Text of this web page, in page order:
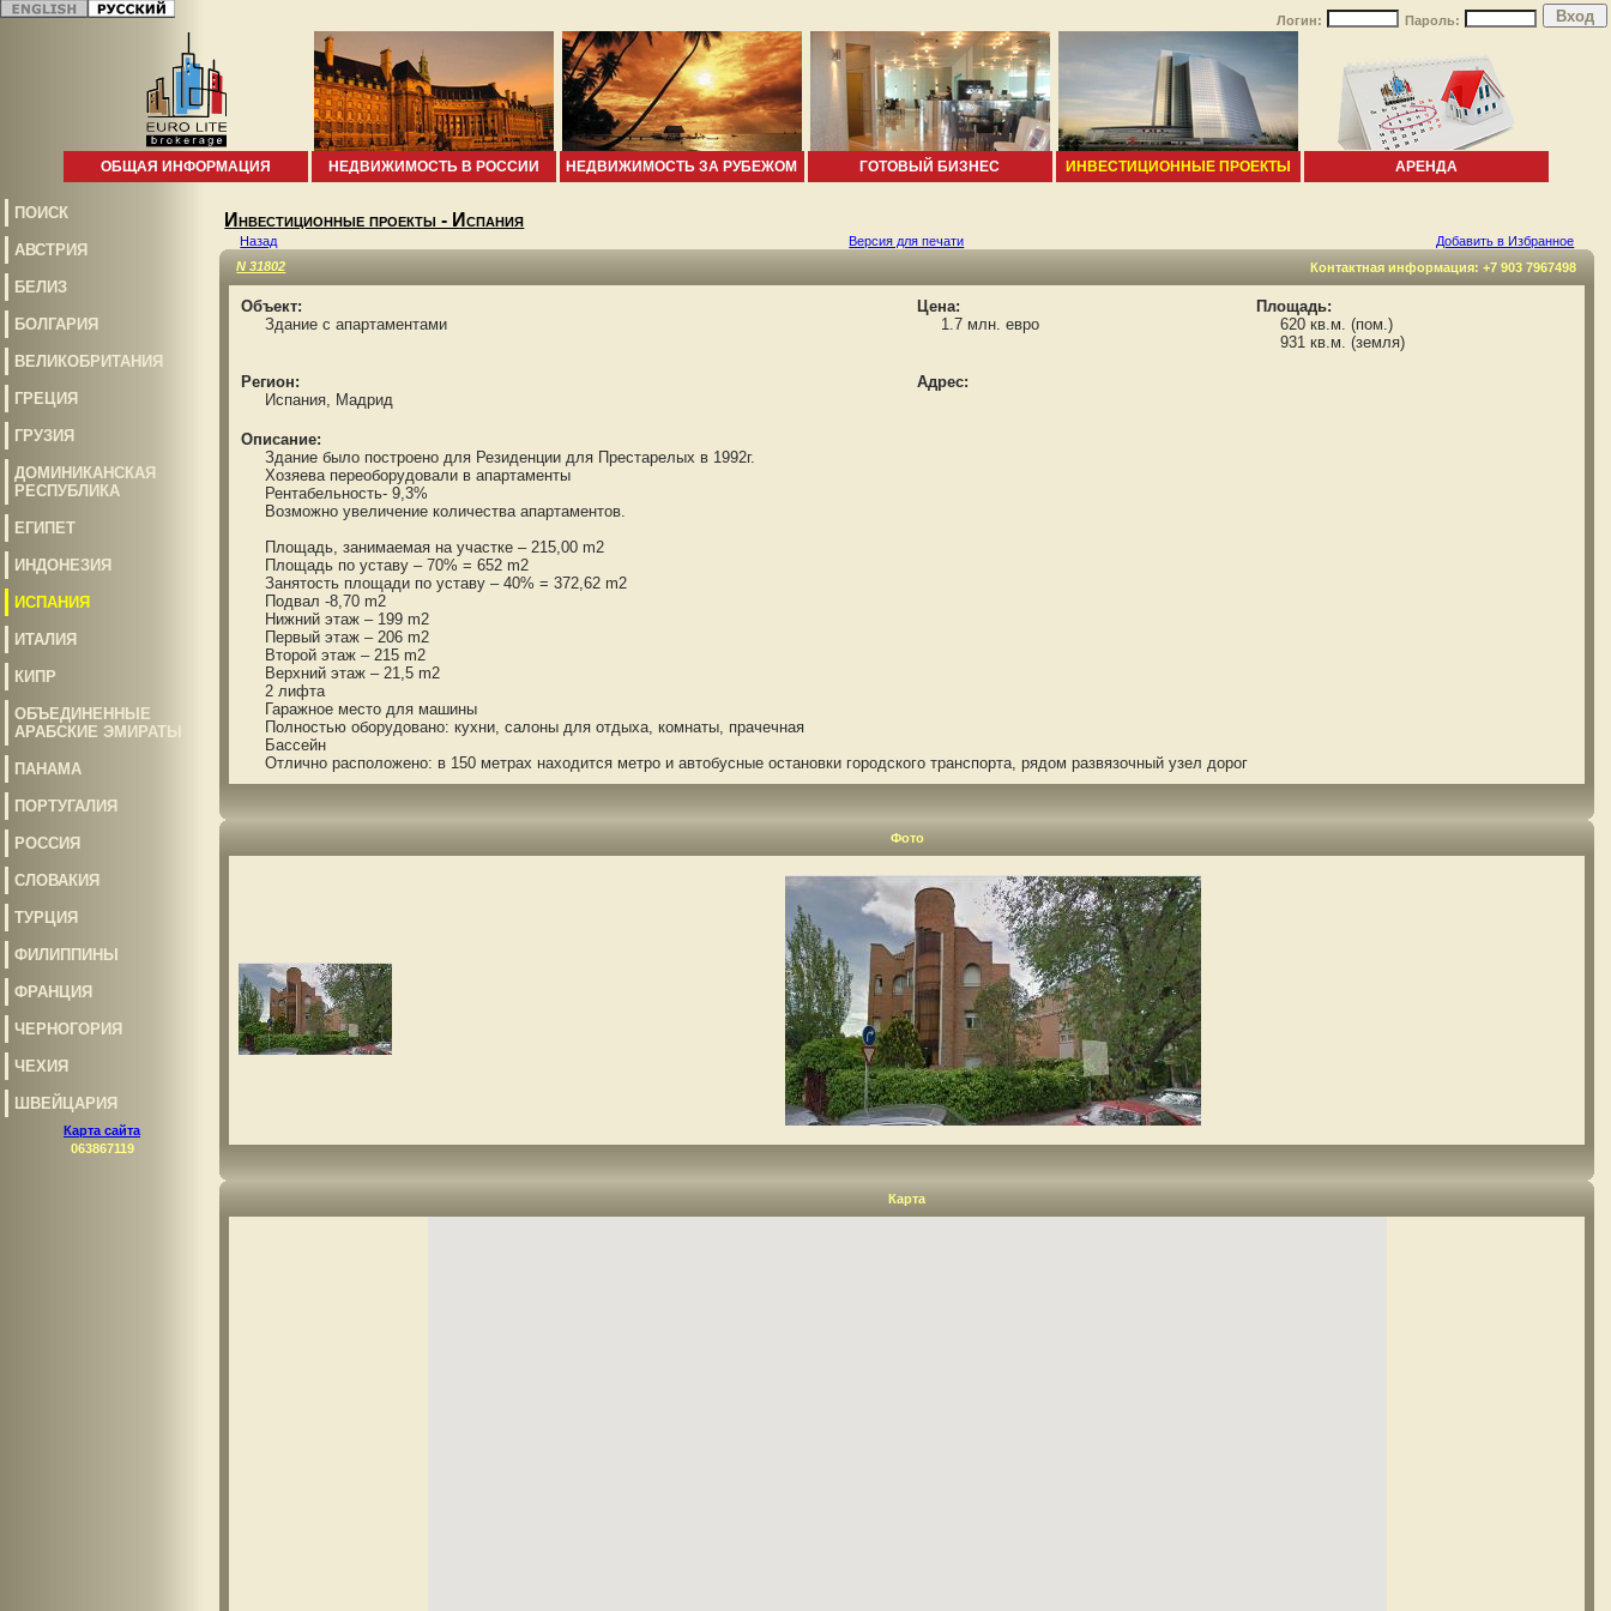
Логин: Пароль:
ОБЩАЯ ИНФОРМАЦИЯ НЕДВИЖИМОСТЬ В РОССИИ НЕДВИЖИМОСТЬ ЗА РУБЕЖОМ ГОТОВЫЙ БИЗНЕС ИНВЕСТИЦИОННЫЕ ПРОЕКТЫ АРЕНДА
ПОИСК
АВСТРИЯ
БЕЛИЗ
БОЛГАРИЯ
ВЕЛИКОБРИТАНИЯ
ГРЕЦИЯ
ГРУЗИЯ
ДОМИНИКАНСКАЯ
РЕСПУБЛИКА
ЕГИПЕТ
ИНДОНЕЗИЯ
ИСПАНИЯ
ИТАЛИЯ
КИПР
ОБЪЕДИНЕННЫЕ
АРАБСКИЕ ЭМИРАТЫ
ПАНАМА
ПОРТУГАЛИЯ
РОССИЯ
СЛОВАКИЯ
ТУРЦИЯ
ФИЛИППИНЫ
ФРАНЦИЯ
ЧЕРНОГОРИЯ
ЧЕХИЯ
ШВЕЙЦАРИЯ
Карта сайта
063867119
Инвестиционные проекты - Испания
Назад Версия для печати
Добавить в Избранное
N 31802
Контактная информация: +7 903 7967498
Объект:
Здание с апартаментами
Цена:
1.7 млн. евро
Площадь:
620 кв.м. (пом.)
931 кв.м. (земля)
Регион:
Испания, Мадрид
Адрес:
Описание:
Здание было построено для Резиденции для Престарелых в 1992г.
Хозяева переоборудовали в апартаменты
Рентабельность- 9,3%
Возможно увеличение количества апартаментов.
Площадь, занимаемая на участке – 215,00 m2
Площадь по уставу – 70% = 652 m2
Занятость площади по уставу – 40% = 372,62 m2
Подвал -8,70 m2
Нижний этаж – 199 m2
Первый этаж – 206 m2
Второй этаж – 215 m2
Верхний этаж – 21,5 m2
2 лифта
Гаражное место для машины
Полностью оборудовано: кухни, салоны для отдыха, комнаты, прачечная
Бассейн
Отлично расположено: в 150 метрах находится метро и автобусные остановки городского транспорта, рядом развязочный узел дорог
Фото
Карта